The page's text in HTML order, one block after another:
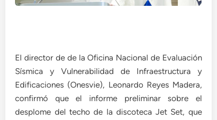
El director de de la Oficina Nacional de Evaluación
Sísmica y Vulnerabilidad de Infraestructura y
Edificaciones (Onesvie), Leonardo Reyes Madera,
confirmó que el informe preliminar sobre el
desplome del techo de la discoteca Jet Set, que